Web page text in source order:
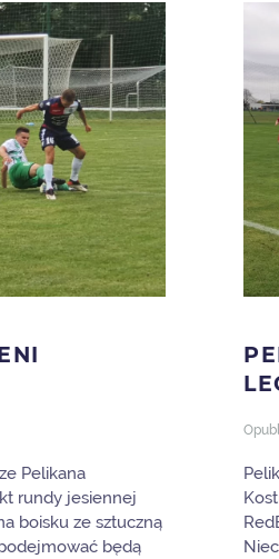
Pelikana
rundy jesiennej
boisku ze sztuczną
będą